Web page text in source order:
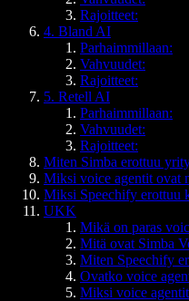
Rajoitteet:
4. Bland AI
Parhaimmillaan:
Vahvuudet:
Rajoitteet:
5. Retell AI
Parhaimmillaan:
Vahvuudet:
Rajoitteet:
Miten Simba erottuu
Miksi voice agentit ovat
Miksi Speechify erottuu
UKK
Mikä on paras
Mitä ovat Simba
Miten Speechify
Ovatko voice
Miksi voice